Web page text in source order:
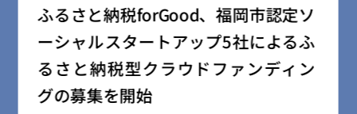
ふるさと納税forGood、郡山市の「社
会起業家加速化支援プログラム」採
択事業者によるプロジェクトの寄附
受付開始